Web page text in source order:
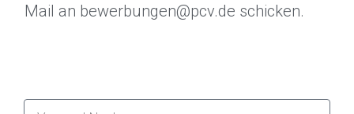
Mail an bewerbungen@pcv.de schicken.